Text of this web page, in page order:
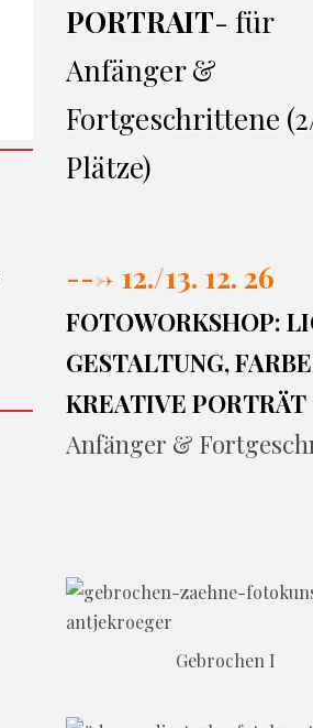
PORTRAIT- für
Anfänger &
Fortgeschrittene
Plätze)
---> 12./13. 12. 26
FOTOWORKSHOP:
GESTALTUNG,
KREATIVE PORTRÄT
Anfänger &
Gebrochen I